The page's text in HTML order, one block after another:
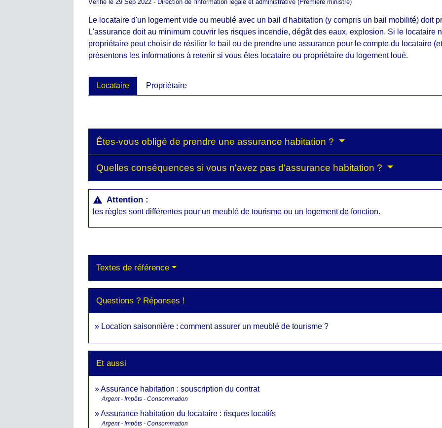
Vérifié le 29 Sep 2022 - Direction de l'information légale et administrative (Première ministre)
Le locataire d'un logement vide ou meublé avec un bail d'habitation (y compris un bail mobilité) doit
L'assurance doit au minimum couvrir les risques incendie, dégât des eaux, explosion. Si le locataire
propriétaire peut choisir de résilier le bail ou de prendre une assurance pour le compte du locataire
présentons les informations à retenir si vous êtes locataire ou propriétaire du logement loué.
Locataire Propriétaire
Êtes-vous obligé de prendre une assurance habitation ?
Quelles conséquences si vous n'avez pas d'assurance habitation ?
warning Attention :
les règles sont différentes pour un meublé de tourisme ou un logement de fonction.
Textes de référence
Questions ? Réponses !
Location saisonnière : comment assurer un meublé de tourisme ?
Et aussi
Assurance habitation : souscription du contrat
Argent - Impôts - Consommation
Assurance habitation du locataire : risques locatifs
Argent - Impôts - Consommation